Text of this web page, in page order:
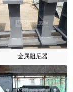
金属阻尼器